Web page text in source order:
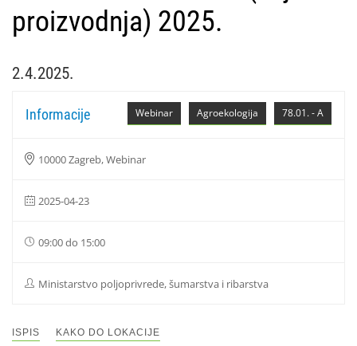
proizvodnja) 2025.
2.4.2025.
78.01. - A
Agroekologija
Webinar
Informacije
10000 Zagreb, Webinar
2025-04-23
09:00 do 15:00
Ministarstvo poljoprivrede, šumarstva i ribarstva
ISPIS KAKO DO LOKACIJE